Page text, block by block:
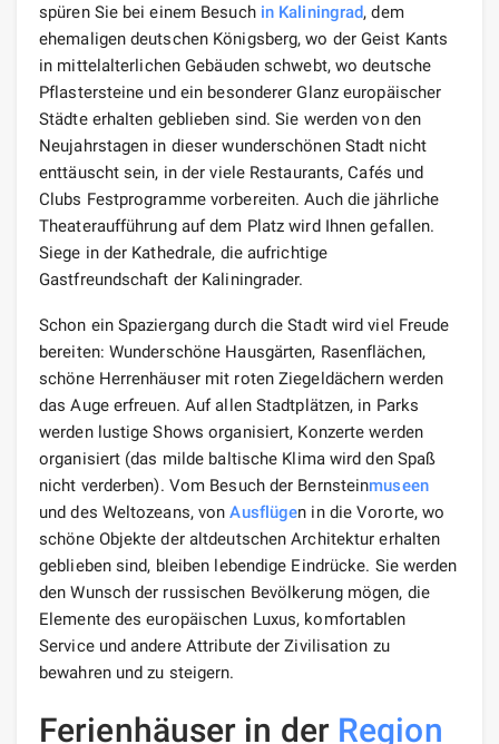
spüren Sie bei einem Besuch in Kaliningrad, dem
ehemaligen deutschen Königsberg, wo der Geist Kants
in mittelalterlichen Gebäuden schwebt, wo deutsche
Pflastersteine ​​und ein besonderer Glanz europäischer
Städte erhalten geblieben sind. Sie werden von den
Neujahrstagen in dieser wunderschönen Stadt nicht
enttäuscht sein, in der viele Restaurants, Cafés und
Clubs Festprogramme vorbereiten. Auch die jährliche
Theateraufführung auf dem Platz wird Ihnen gefallen.
Siege in der Kathedrale, die aufrichtige
Gastfreundschaft der Kaliningrader.
Schon ein Spaziergang durch die Stadt wird viel Freude
bereiten: Wunderschöne Hausgärten, Rasenflächen,
schöne Herrenhäuser mit roten Ziegeldächern werden
das Auge erfreuen. Auf allen Stadtplätzen, in Parks
werden lustige Shows organisiert, Konzerte werden
organisiert (das milde baltische Klima wird den Spaß
nicht verderben). Vom Besuch der Bernsteinmuseen
und des Weltozeans, vonAusflügen in die Vororte, wo
schöne Objekte der altdeutschen Architektur erhalten
geblieben sind, bleiben lebendige Eindrücke. Sie werden
den Wunsch der russischen Bevölkerung mögen, die
Elemente des europäischen Luxus, komfortablen
Service und andere Attribute der Zivilisation zu
bewahren und zu steigern.
Ferienhäuser in der Region